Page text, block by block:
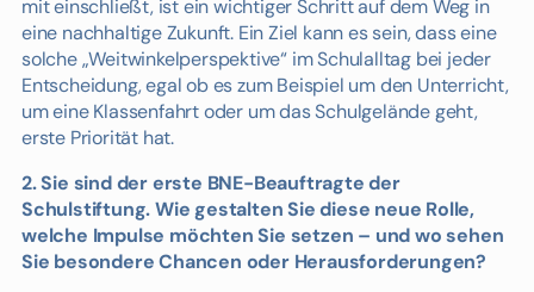
mit einschließt, ist ein wichtiger Schritt auf dem Weg in
eine nachhaltige Zukunft. Ein Ziel kann es sein, dass eine
solche „Weitwinkelperspektive“ im Schulalltag bei jeder
Entscheidung, egal ob es zum Beispiel um den Unterricht,
um eine Klassenfahrt oder um das Schulgelände geht,
erste Priorität hat.
2. Sie sind der erste BNE-Beauftragte der
Schulstiftung. Wie gestalten Sie diese neue Rolle,
welche Impulse möchten Sie setzen – und wo sehen
Sie besondere Chancen oder Herausforderungen?